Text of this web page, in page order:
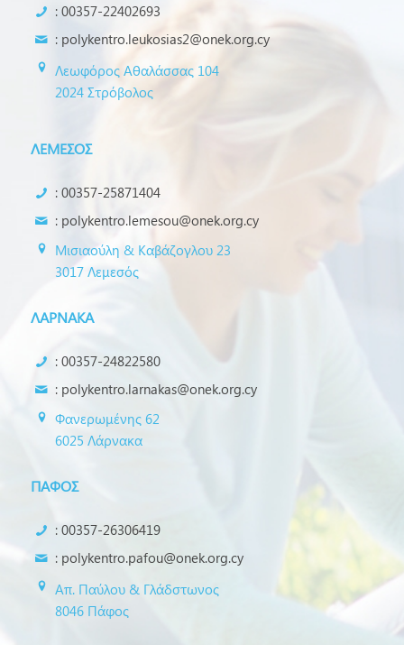
: 00357-22402693
: polykentro.leukosias2@onek.org.cy
Λεωφόρος Αθαλάσσας 104
2024 Στρόβολος
ΛΕΜΕΣΟΣ
: 00357-25871404
: polykentro.lemesou@onek.org.cy
Μισιαούλη & Καβάζογλου 23
3017 Λεμεσός
ΛΑΡΝΑΚΑ
: 00357-24822580
: polykentro.larnakas@onek.org.cy
Φανερωμένης 62
6025 Λάρνακα
ΠΑΦΟΣ
: 00357-26306419
: polykentro.pafou@onek.org.cy
Απ. Παύλου & Γλάδστωνος
8046 Πάφος